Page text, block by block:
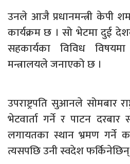
उनले आजै प्रधानमन्त्री केपी
कार्यक्रम छ । सो भेटमा दुई
सहकार्यका विविध
मन्त्रालयले जनाएको छ ।
उपराष्ट्रपति सुआनले सोमबार
भेटवार्ता गर्ने र पाटन
लगायतका स्थान भ्रमण गर्ने
त्यसपछि उनी स्वदेश फर्किनेछिन्